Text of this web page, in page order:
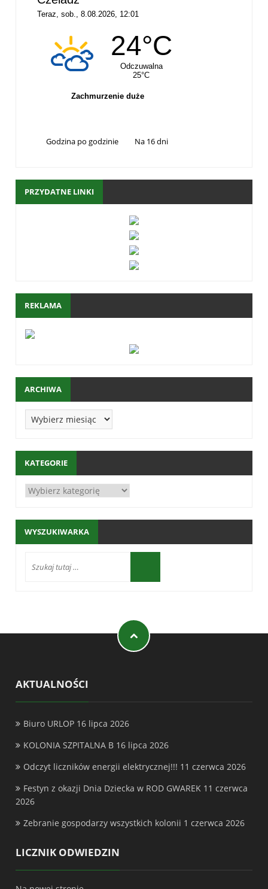
Godzina po godzinie Na 16 dni
PRZYDATNE LINKI
REKLAMA
ARCHIWA
KATEGORIE
WYSZUKIWARKA
AKTUALNOŚCI
Biuro URLOP 16 lipca 2026
KOLONIA SZPITALNA B 16 lipca 2026
Odczyt liczników energii elektrycznej!!! 11 czerwca 2026
Festyn z okazji Dnia Dziecka w ROD GWAREK 11 czerwca
2026
Zebranie gospodarzy wszystkich kolonii 1 czerwca 2026
LICZNIK ODWIEDZIN